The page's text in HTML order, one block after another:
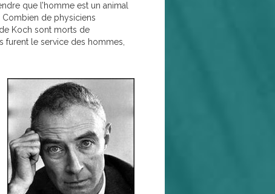
que l’homme est un animal
Combien de physiciens
Koch sont morts de
furent le service des hommes,